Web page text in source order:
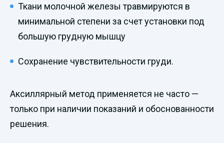
Ткани молочной железы травмируются в
минимальной степени за счет установки под
большую грудную мышцу
Сохранение чувствительности груди.
Аксиллярный метод применяется не часто —
только при наличии показаний и обоснованности
решения.